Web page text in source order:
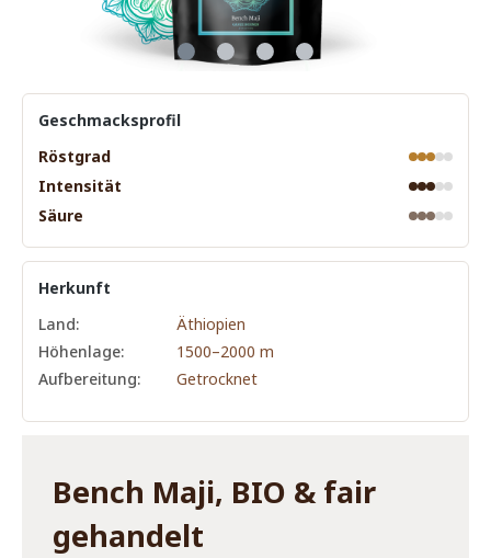
Geschmacksprofil
Röstgrad
Intensität
Säure
Herkunft
Land:
Äthiopien
Höhenlage:
1500–2000 m
Aufbereitung:
Getrocknet
Bench Maji, BIO & fair
gehandelt